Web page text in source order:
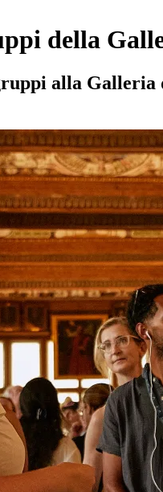
della
alla Galleria